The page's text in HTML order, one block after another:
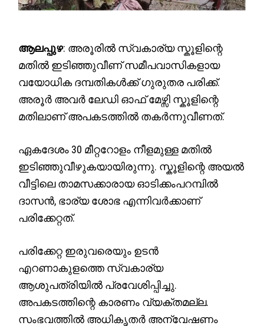
ആലപ്പുഴ: അരൂരിൽ സ്വകാര്യ സ്കൂളിന്റെ
മതിൽ ഇടിഞ്ഞുവീണ് സമീപവാസികളായ
വയോധിക ദമ്പതികൾക്ക് ഗുരുതര പരിക്ക്.
അരൂർ അവര്‍ ലേഡി ഓഫ് മേഴ്സി സ്കൂളിന്റെ
മതിലാണ് അപകടത്തിൽ തകർന്നുവീണത്.
ഏകദേശം 30 മീറ്ററോളം നീളമുള്ള മതിൽ
ഇടിഞ്ഞുവീഴുകയായിരുന്നു. സ്കൂളിന്റെ അയൽ
വീട്ടിലെ താമസക്കാരായ ഓടിക്കംപറമ്പിൽ
ദാസൻ, ഭാര്യ ശോഭ എന്നിവർക്കാണ്
പരിക്കേറ്റത്.
പരിക്കേറ്റ ഇരുവരെയും ഉടൻ
എറണാകുളത്തെ സ്വകാര്യ
ആശുപത്രിയിൽ പ്രവേശിപ്പിച്ചു.
അപകടത്തിന്റെ കാരണം വ്യക്തമല്ല.
സംഭവത്തിൽ അധികൃതർ അന്വേഷണം